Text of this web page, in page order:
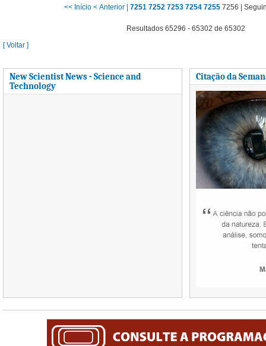
<< Início < Anterior | 7251 7252 7253 7254 7255 7256 |
Resultados 65296 - 65302 de 65302
[ Voltar ]
New Scientist News - Science and
Technology
Citação da